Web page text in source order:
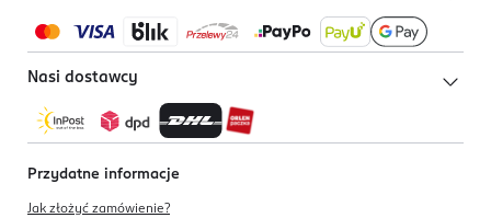
Nasi dostawcy
Przydatne informacje
Jak złożyć zamówienie?